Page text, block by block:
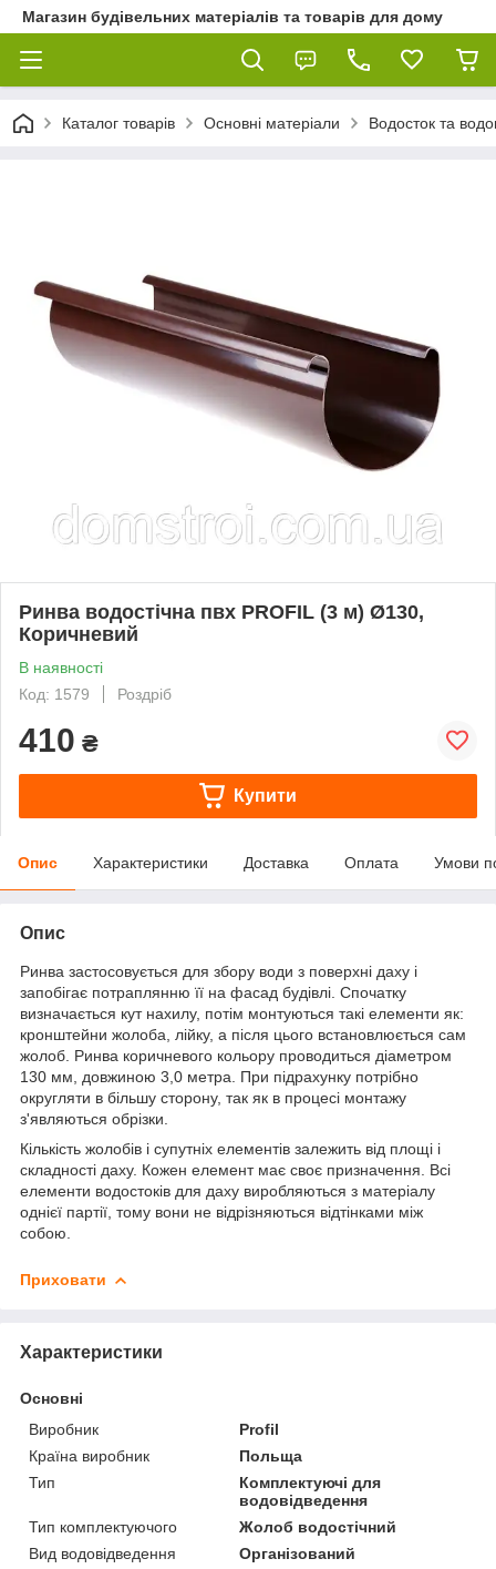
Магазин будівельних матеріалів та товарів для дому
Каталог товарів Основні матеріали Водосток та
Ринва водостічна пвх PROFIL (3 м) Ø130,
Коричневий
В наявності
Код: 1579
Роздріб
410 ₴
Купити
Опис Характеристики Доставка Оплата Умови
Опис
Ринва застосовується для збору води з поверхні даху і
запобігає потраплянню її на фасад будівлі. Спочатку
визначається кут нахилу, потім монтуються такі елементи як:
кронштейни жолоба, лійку, а після цього встановлюється сам
жолоб. Ринва коричневого кольору проводиться діаметром
130 мм, довжиною 3,0 метра. При підрахунку потрібно
округляти в більшу сторону, так як в процесі монтажу
з'являються обрізки.
Кількість жолобів і супутніх елементів залежить від площі і
складності даху. Кожен елемент має своє призначення. Всі
елементи водостоків для даху виробляються з матеріалу
однієї партії, тому вони не відрізняються відтінками між
собою.
Приховати
Характеристики
Основні
Виробник
Profil
Країна виробник
Польща
Тип
Комплектуючі для
водовідведення
Тип комплектуючого
Жолоб водостічний
Вид водовідведення
Організований